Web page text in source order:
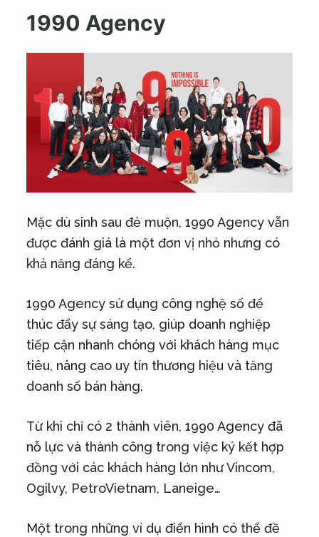
1990 Agency
Mặc dù sinh sau đẻ muộn, 1990 Agency vẫn
được đánh giá là một đơn vị nhỏ nhưng có
khả năng đáng kể.
1990 Agency sử dụng công nghệ số để
thúc đẩy sự sáng tạo, giúp doanh nghiệp
tiếp cận nhanh chóng với khách hàng mục
tiêu, nâng cao uy tín thương hiệu và tăng
doanh số bán hàng.
Từ khi chỉ có 2 thành viên, 1990 Agency đã
nỗ lực và thành công trong việc ký kết hợp
đồng với các khách hàng lớn như Vincom,
Ogilvy, PetroVietnam, Laneige…
Một trong những ví dụ điển hình có thể đề